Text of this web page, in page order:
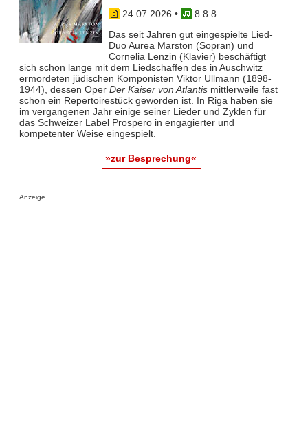
24.07.2026 •
8 8 8
Das seit Jahren gut eingespielte Lied-
Duo Aurea Marston (Sopran) und
Cornelia Lenzin (Klavier) beschäftigt
sich schon lange mit dem Liedschaffen des in Auschwitz
ermordeten jüdischen Komponisten Viktor Ullmann (1898-
1944), dessen Oper Der Kaiser von Atlantismittlerweile fast
schon ein Repertoirestück geworden ist. In Riga haben sie
im vergangenen Jahr einige seiner Lieder und Zyklen für
das Schweizer Label Prospero in engagierter und
kompetenter Weise eingespielt.
»zur Besprechung«
Anzeige